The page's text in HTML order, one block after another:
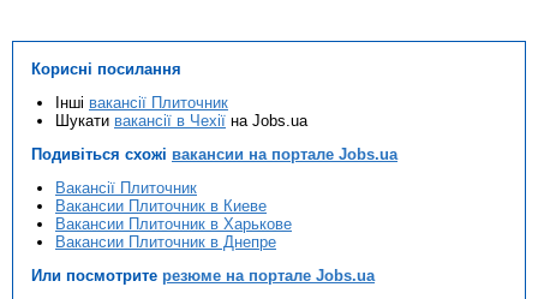
Корисні посилання
Інші вакансії Плиточник
Шукати вакансії в Чехії на Jobs.ua
Подивіться схожі вакансии на портале Jobs.ua
Вакансії Плиточник
Вакансии Плиточник в Киеве
Вакансии Плиточник в Харькове
Вакансии Плиточник в Днепре
Или посмотрите резюме на портале Jobs.ua